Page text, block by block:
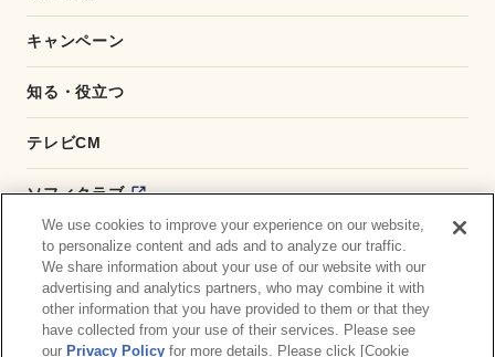
キャンペーン
知る・役立つ
テレビCM
ソフィクラブ
かんたん応募サービス
ダイレクトショップ
商品取扱い店舗検索
We use cookies to improve your experience on our website,
to personalize content and ads and to analyze our traffic.
We share information about your use of our website with our
advertising and analytics partners, who may combine it with
other information that you have provided to them or that they
have collected from your use of their services. Please see
our Privacy Policy for more details. Please click [Cookie